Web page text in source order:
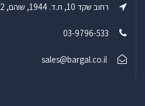
רחוב שקד 10, ת.ד. 1944, שוהם, 6085102
sales@bargal.co.il